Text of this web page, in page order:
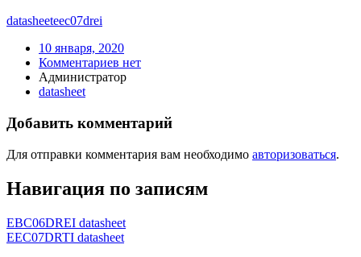
datasheeteec07drei
10 января, 2020
Комментариев нет
Администратор
datasheet
Добавить комментарий
Для отправки комментария вам необходимо авторизоваться.
Навигация по записям
EBC06DREI datasheet
EEC07DRTI datasheet